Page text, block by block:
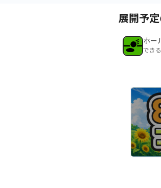
展開予
ホー
でき